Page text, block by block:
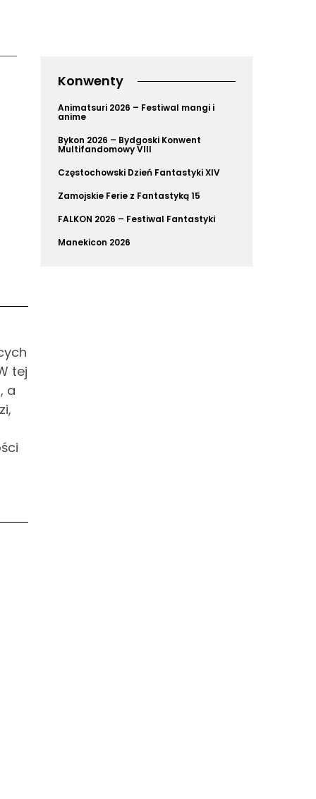
tej
a
Konwenty
Animatsuri 2026 – Festiwal mangi i
anime
Bykon 2026 – Bydgoski Konwent
Multifandomowy VIII
Częstochowski Dzień Fantastyki XIV
Zamojskie Ferie z Fantastyką 15
FALKON 2026 – Festiwal Fantastyki
Manekicon 2026